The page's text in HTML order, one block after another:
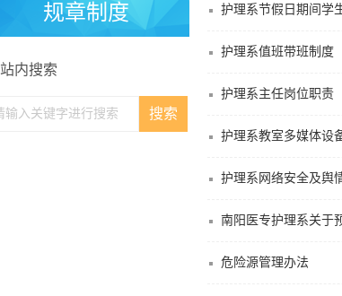
规章制度
站内搜索
护理系节假日期间学
护理系值班带班制度
护理系主任岗位职责
护理系教室多媒体设
护理系网络安全及舆
南阳医专护理系关于
危险源管理办法